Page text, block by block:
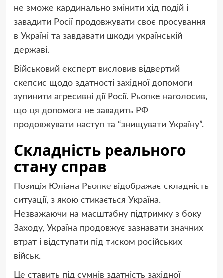
не зможе кардинально змінити хід подій і
завадити Росії продовжувати своє просування
в Україні та завдавати шкоди українській
державі.
Військовий експерт висловив відвертий
скепсис щодо здатності західної допомоги
зупинити агресивні дії Росії. Рьопке наголосив,
що ця допомога не завадить РФ
продовжувати наступ та “знищувати Україну”.
Складність реального
стану справ
Позиція Юліана Рьопке відображає складність
ситуації, з якою стикається Україна.
Незважаючи на масштабну підтримку з боку
Заходу, Україна продовжує зазнавати значних
втрат і відступати під тиском російських
військ.
Це ставить під сумнів здатність західної